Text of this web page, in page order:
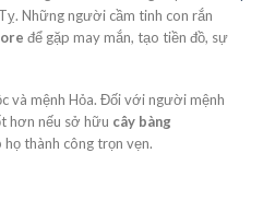
Những người cầm tinh con rắn
để gặp may mắn, tạo tiền đồ, sự
và mệnh Hỏa. Đối với người mệnh
hơn nếu sở hữu cây bàng
thành công trọn vẹn.